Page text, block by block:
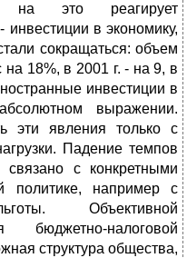
на это реагирует
в экономику,
сокращаться: объем
на 18%, в 2001 г. - на 9, в
инвестиции в
выражении.
эти явления только с
Падение темпов
связано с конкретными
политике, например с
льготы. Объективной
бюджетно-налоговой
структура общества,